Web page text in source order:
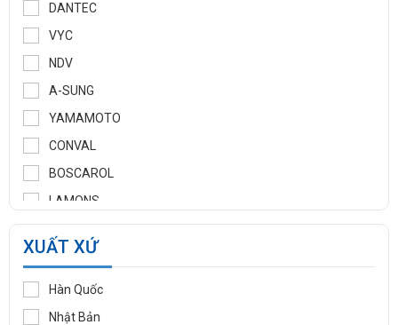
DANTEC
VYC
NDV
A-SUNG
YAMAMOTO
CONVAL
BOSCAROL
LAMONS
MANNTEK
KLINGER
WOOJU GASPACK
DIDTEK
XUẤT XỨ
Hàn Quốc
Nhật Bản